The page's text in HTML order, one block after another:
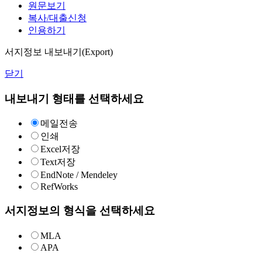
원문보기
복사/대출신청
인용하기
서지정보 내보내기(Export)
닫기
내보내기 형태를 선택하세요
메일전송
인쇄
Excel저장
Text저장
EndNote / Mendeley
RefWorks
서지정보의 형식을 선택하세요
MLA
APA